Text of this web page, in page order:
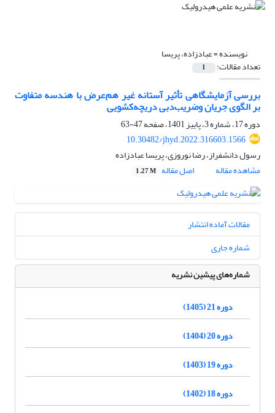
نویسنده =عبادزاده، پریسا
تعداد مقالات: 1
بررسی آزمایشگاهی تأثیر آستانه غیر هم‌عرض با هندسه متفاوت
بر الگوی جریان وضریب‌دبی دریچه‌کشویی
دوره 17، شماره 3، پاییز 1401، صفحه
47-63
10.30482/jhyd.2022.316603.1566
رسول دانشفراز، رضا نوروزی، پریسا عبادزاده
مشاهده مقاله
اصل مقاله 1.27 M
مقالات آماده انتشار
شماره جاری
شماره‌های پیشین نشریه
دوره 21 (1405)
دوره 20 (1404)
دوره 19 (1403)
دوره 18 (1402)